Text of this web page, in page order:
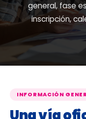
general, fase
inscripción,
INFORMACIÓN
Una vía